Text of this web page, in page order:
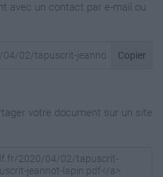
l’autre à un
avec un contact par e-mail ou
Copier
votre document sur un site